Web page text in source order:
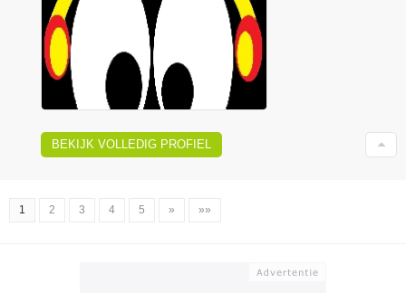
BEKIJK VOLLEDIG PROFIEL
1 2 3 4 5 » »»